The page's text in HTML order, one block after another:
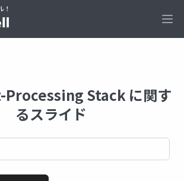
Processing Stack に関す
るスライド